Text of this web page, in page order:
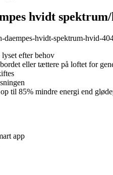
hvidt spektrum/
hvidt-spektrum-hvid-
efter behov
eller tættere på loftet for
til 85% mindre energi end
app